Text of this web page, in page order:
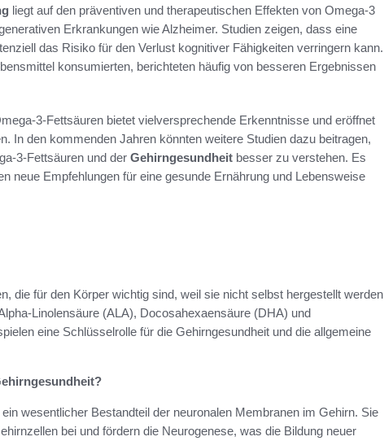
liegt auf den präventiven und therapeutischen Effekten von Omega-3
Erkrankungen wie Alzheimer. Studien zeigen, dass eine
das Risiko für den Verlust kognitiver Fähigkeiten verringern kann.
konsumierten, berichteten häufig von besseren Ergebnissen
3-Fettsäuren bietet vielversprechende Erkenntnisse und eröffnet
In den kommenden Jahren könnten weitere Studien dazu beitragen,
3-Fettsäuren und der Gehirngesundheit besser zu verstehen. Es
neue Empfehlungen für eine gesunde Ernährung und Lebensweise
die für den Körper wichtig sind, weil sie nicht selbst hergestellt werden
Linolensäure (ALA), Docosahexaensäure (DHA) und
eine Schlüsselrolle für die Gehirngesundheit und die allgemeine
wesentlicher Bestandteil der neuronalen Membranen im Gehirn. Sie
bei und fördern die Neurogenese, was die Bildung neuer